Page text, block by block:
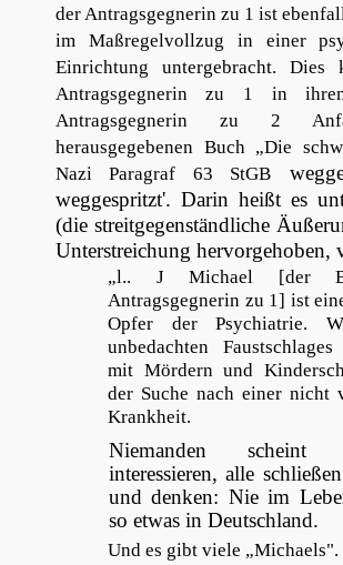
der Antragsgegnerin zu 1 ist
im Maßregelvollzug in einer
Einrichtung untergebracht. Dies
Antragsgegnerin zu 1 in
Antragsgegnerin zu 2
herausgegebenen Buch „Die
Nazi Paragraf 63 StGB
weggespritzt'. Darin heißt es
(die streitgegenständliche
Unterstreichung hervorgehoben,
„l.. J Michael [der
Antragsgegnerin zu 1] ist
Opfer der Psychiatrie.
unbedachten
mit Mördern und
der Suche nach einer nicht
Krankheit.
Niemanden
interessieren, alle
und denken: Nie im
so etwas in Deutschland.
Und es gibt viele „Michaels".